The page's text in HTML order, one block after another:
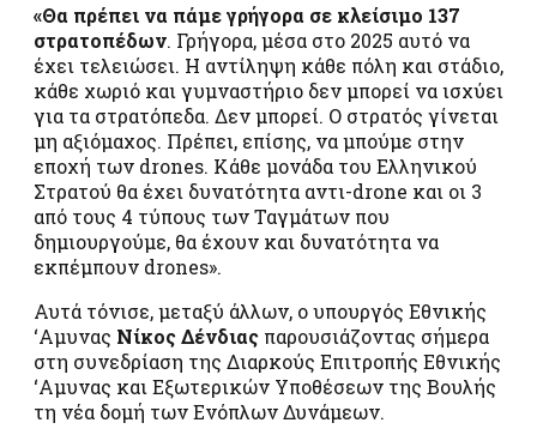
«Θα πρέπει να πάμε γρήγορα σε κλείσιμο 137
στρατοπέδων. Γρήγορα, μέσα στο 2025 αυτό να
έχει τελειώσει. Η αντίληψη κάθε πόλη και στάδιο,
κάθε χωριό και γυμναστήριο δεν μπορεί να ισχύει
για τα στρατόπεδα. Δεν μπορεί. Ο στρατός γίνεται
μη αξιόμαχος. Πρέπει, επίσης, να μπούμε στην
εποχή των drones. Κάθε μονάδα του Ελληνικού
Στρατού θα έχει δυνατότητα αντι-drone και οι 3
από τους 4 τύπους των Ταγμάτων που
δημιουργούμε, θα έχουν και δυνατότητα να
εκπέμπουν drones».
Αυτά τόνισε, μεταξύ άλλων, ο υπουργός Εθνικής
‘Αμυνας Νίκος Δένδιας παρουσιάζοντας σήμερα
στη συνεδρίαση της Διαρκούς Επιτροπής Εθνικής
‘Αμυνας και Εξωτερικών Υποθέσεων της Βουλής
τη νέα δομή των Ενόπλων Δυνάμεων.